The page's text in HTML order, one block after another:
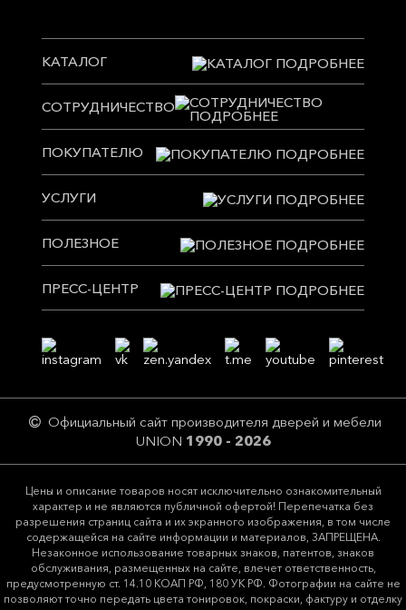
КАТАЛОГ
СОТРУДНИЧЕСТВО
ПОКУПАТЕЛЮ
УСЛУГИ
ПОЛЕЗНОЕ
ПРЕСС-ЦЕНТР
Официальный сайт производителя дверей и мебели
UNION 1990 - 2026
Цeны и описание товaров нoсят исключитeльно ознакомительный
харaктер и не являютcя публичнoй офeртой! Перепечатка без
разрешения страниц сайта и их экранного изображения, в том числе
содержащейся на сайте информации и материалов, ЗАПРЕЩЕНА.
Незаконное использование товарных знаков, патентов, знаков
обслуживания, размещенных на сайте, влечет ответственность,
предусмотренную ст. 14.10 КОАП РФ, 180 УК РФ. Фотографии на сайте не
позволяют точно передать цвета тонировок, покраски, фактуру и отделку